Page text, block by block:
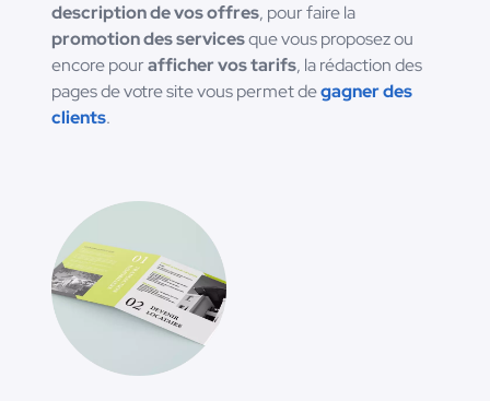
description de vos offres, pour faire la
promotion des servicesque vous proposez ou
encore pourafficher vos tarifs, la rédaction des
pages de votre site vous permet degagner des
clients.